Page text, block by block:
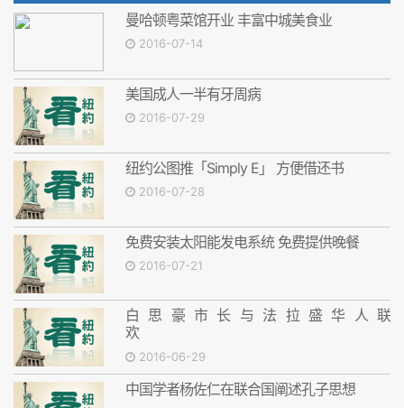
曼哈顿粤菜馆开业 丰富中城美食业
2016-07-14
美国成人一半有牙周病
2016-07-29
纽约公图推「Simply E」 方便借还书
2016-07-28
免费安装太阳能发电系统 免费提供晚餐
2016-07-21
白思豪市长与法拉盛华人联
世界孔子基金会将捐建孔子铜像
2016-06-29
中国学者杨佐仁在联合国阐述孔子思想